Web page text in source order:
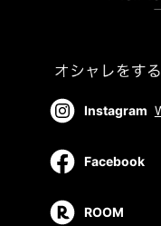
Instagram
Facebook
ROOM